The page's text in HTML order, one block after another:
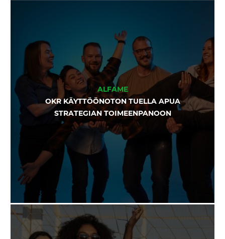
ALFAME
OKR KÄYTTÖÖNOTON TUELLA APUA
STRATEGIAN TOIMEENPANOON